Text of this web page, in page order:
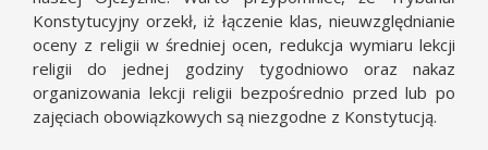
Konstytucyjny orzekł, iż łączenie klas, nieuwzględnianie
oceny z religii w średniej ocen, redukcja wymiaru lekcji
religii do jednej godziny tygodniowo oraz nakaz
organizowania lekcji religii bezpośrednio przed lub po
zajęciach obowiązkowych są niezgodne z Konstytucją.